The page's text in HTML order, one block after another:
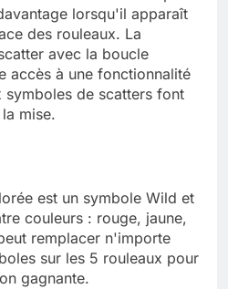
lorsqu'il apparaît
des rouleaux. La
avec la boucle
accès à une fonctionnalité
symboles de scatters font
mise.
est un symbole Wild et
couleurs : rouge, jaune,
remplacer n'importe
sur les 5 rouleaux pour
gagnante.